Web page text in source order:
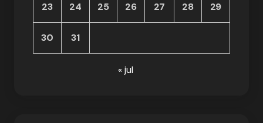
23 24 25 26 27 28 29
30 31
« jul